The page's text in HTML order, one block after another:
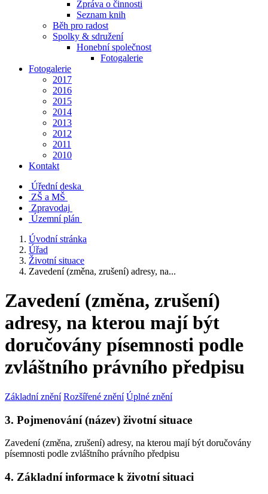
Zpráva o činnosti
Seznam knih
Běh pro radost
Spolky & sdružení
Honební společnost
Fotogalerie
Fotogalerie
2017
2016
2015
2014
2013
2012
2011
2010
Kontakt
Úřední deska
ZŠ a MŠ
Zpravodaj
Územní plán
Úvodní stránka
Úřad
Životní situace
Zavedení (změna, zrušení) adresy, na...
Zavedení (změna, zrušení)
adresy, na kterou mají být
doručovány písemnosti podle
zvláštního právního předpisu
Základní znění Rozšířené znění Úplné znění
3. Pojmenování (název) životní situace
Zavedení (změna, zrušení) adresy, na kterou mají být doručovány
písemnosti podle zvláštního právního předpisu
4. Základní informace k životní situaci